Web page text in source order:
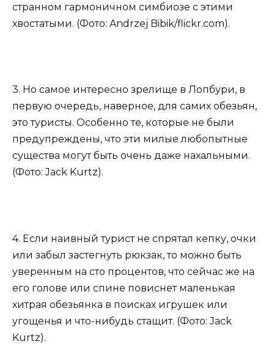
странном гармоничном симбиозе с этими
хвостатыми. (Фото: Andrzej Bibik/flickr.com).
3. Но самое интересно зрелище в Лопбури, в
первую очередь, наверное, для самих обезьян,
это туристы. Особенно те, которые не были
предупреждены, что эти милые любопытные
существа могут быть очень даже нахальными.
(Фото: Jack Kurtz).
4. Если наивный турист не спрятал кепку, очки
или забыл застегнуть рюкзак, то можно быть
уверенным на сто процентов, что сейчас же на
его голове или спине повиснет маленькая
хитрая обезьянка в поисках игрушек или
угощенья и что-нибудь стащит. (Фото: Jack
Kurtz).